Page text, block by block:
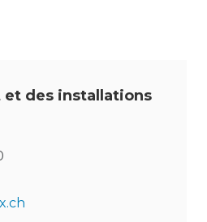
des installations